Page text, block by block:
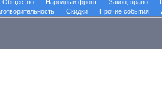
Общество Народный фронт Закон, право
Скидки Прочие события